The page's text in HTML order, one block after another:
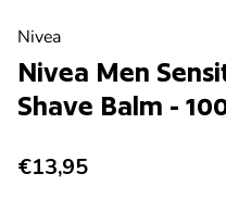
Nivea
Nivea Men
Shave Balm -
Regulärer Preis
€13,95